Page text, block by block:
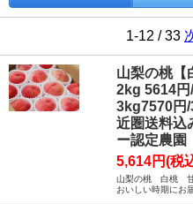
1-12 / 33
山梨の桃
2kg 5614
3kg7570円/
近圏送料
ー認定農
5,614円(税
山梨の桃 白桃 甘
おいしい時期にお